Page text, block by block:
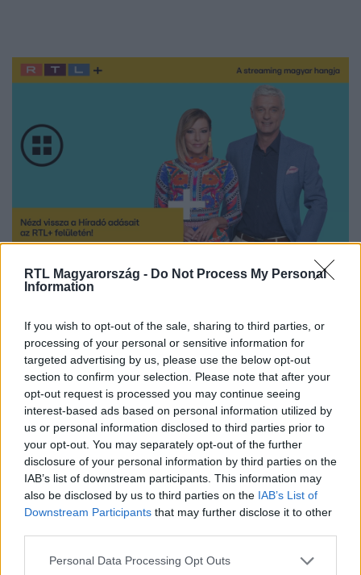
RTL Magyarország - Do Not Process My Personal
Information
If you wish to opt-out of the sale, sharing to third parties, or
processing of your personal or sensitive information for
targeted advertising by us, please use the below opt-out
section to confirm your selection. Please note that after your
opt-out request is processed you may continue seeing
interest-based ads based on personal information utilized by
us or personal information disclosed to third parties prior to
your opt-out. You may separately opt-out of the further
disclosure of your personal information by third parties on the
IAB’s list of downstream participants. This information may
also be disclosed by us to third parties on the IAB’s List of
Downstream Participants that may further disclose it to other
Please note that this website/app uses one or more Google
Personal Data Processing Opt Outs
Nézd vissza a Híradó adásait az RTL+ felületén!
Itt állítsd be, hogy az RTL.hu az elsők között
legyen a Google-találatokban!
Kövess minket, és értesülj a friss hírekről a